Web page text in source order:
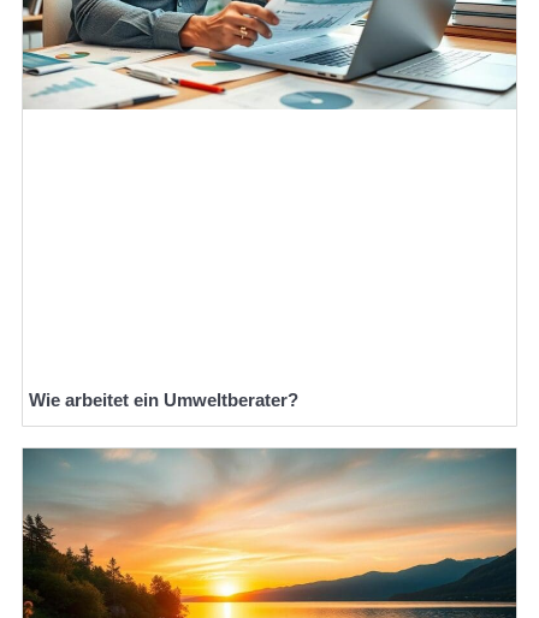
Wie arbeitet ein Umweltberater?